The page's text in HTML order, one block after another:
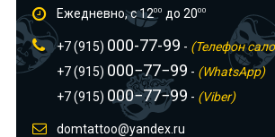
Ежедневно, с 1200 до 2000
+7 (915) 000-77-99 - (Телефон
+7 (915) 000−77−99 - (WhatsApp)
+7 (915) 000−77−99 - (Viber)
domtattoo@yandex.ru